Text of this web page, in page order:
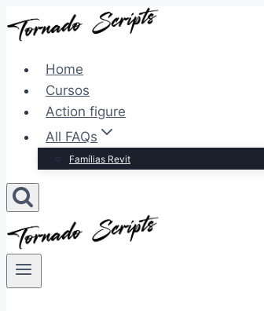
Pular
para
Conteúdo
Home
Cursos
Action figure
All FAQs
Famílias Revit